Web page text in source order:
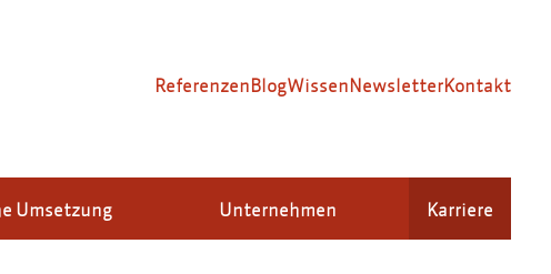
Umsetzung Unternehmen Karriere
ReferenzenBlogWissenNewsletterKontakt